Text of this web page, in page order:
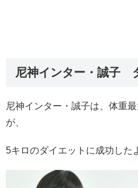
尼神インター・誠子
尼神インター・誠子は、体重
が、
5キロのダイエットに成功した